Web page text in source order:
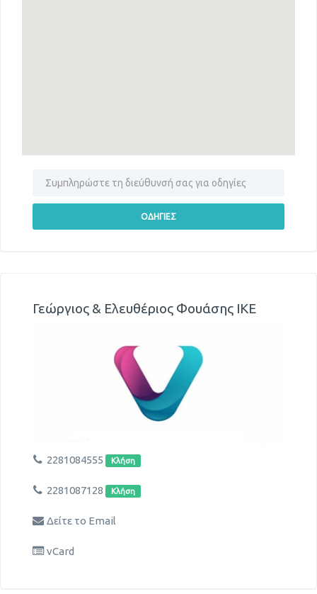
Γεώργιος & Ελευθέριος Φουάσης ΙΚΕ
2281084555 Κλήση
2281087128 Κλήση
Δείτε το Email
vCard